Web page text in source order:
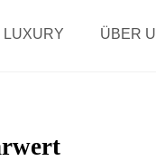
LUXURY ÜBER